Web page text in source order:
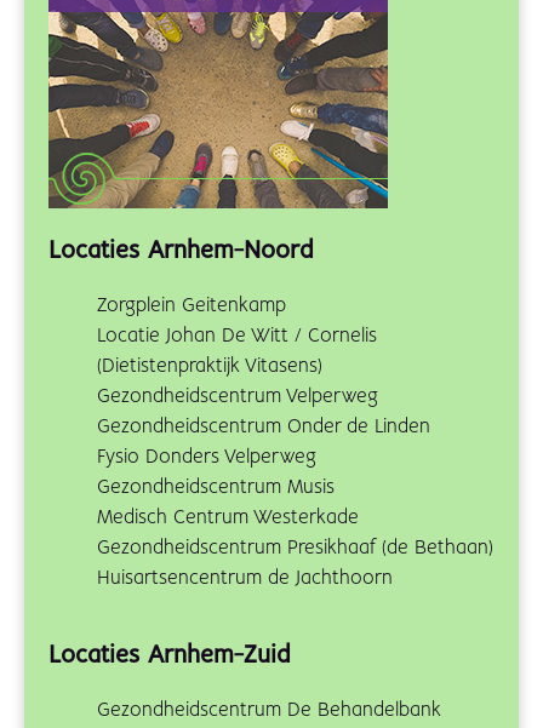
Locaties Arnhem-Noord
Zorgplein Geitenkamp
Locatie Johan De Witt / Cornelis
(Dietistenpraktijk Vitasens)
Gezondheidscentrum Velperweg
Gezondheidscentrum Onder de Linden
Fysio Donders Velperweg
Gezondheidscentrum Musis
Medisch Centrum Westerkade
Gezondheidscentrum Presikhaaf (de Bethaan)
Huisartsencentrum de Jachthoorn
Locaties Arnhem-Zuid
Gezondheidscentrum De Behandelbank